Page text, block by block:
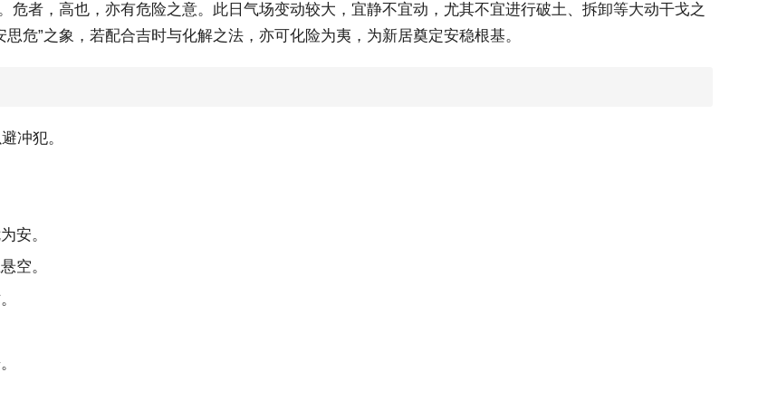
危者，高也，亦有危险之意。此日气场变动较大，宜静不宜动，尤其不宜进行破土、拆卸等大动干戈之
危”之象，若配合吉时与化解之法，亦可化险为夷，为新居奠定安稳根基。
冲犯。
安。
空。